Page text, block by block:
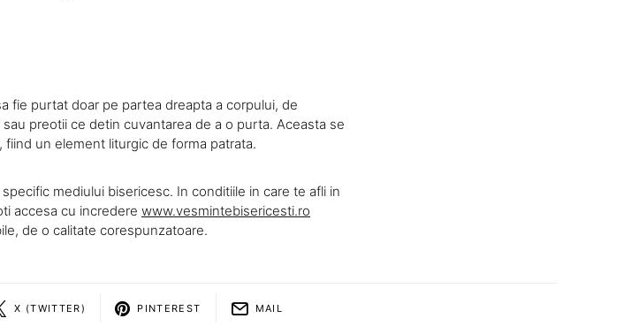
fie purtat doar pe partea dreapta a corpului, de
preotii ce detin cuvantarea de a o purta. Aceasta se
un element liturgic de forma patrata.
mediului bisericesc. In conditiile in care te afli in
accesa cu incredere www.vesmintebisericesti.ro
de o calitate corespunzatoare.
X (TWITTER) PINTEREST MAIL